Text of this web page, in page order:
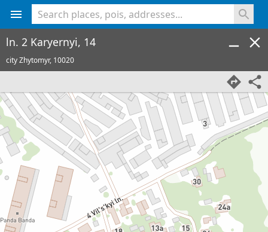
ln. 2 Karyernyi, 14
city Zhytomyr, 10020
<% console.log(hcard) %>